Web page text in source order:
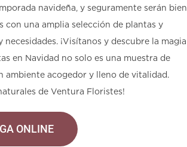
navideña, y seguramente serán bien
con una amplia selección de plantas y
¡Visítanos y descubre la magia
en Navidad no solo es una muestra de
acogedor y lleno de vitalidad.
de Ventura Floristes!
ONLINE